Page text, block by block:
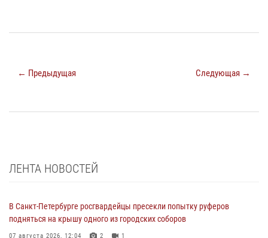
← Предыдущая Следующая →
ЛЕНТА НОВОСТЕЙ
В Санкт-Петербурге росгвардейцы пресекли попытку руферов
подняться на крышу одного из городских соборов
07 августа 2026, 12:04 2 1